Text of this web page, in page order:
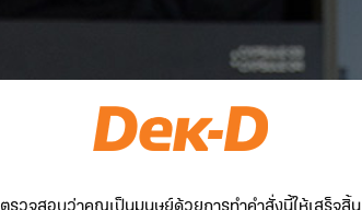
ตรวจสอบว่าคุณเป็นมนุษย์ด้วยการทำคำสั่งนี้ให้เสร็จสิ้น